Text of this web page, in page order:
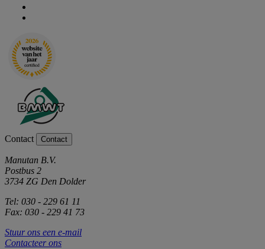
Contact Contact
Manutan B.V.
Postbus 2
3734 ZG Den Dolder
Tel: 030 - 229 61 11
Fax: 030 - 229 41 73
Stuur ons een e-mail
Contacteer ons